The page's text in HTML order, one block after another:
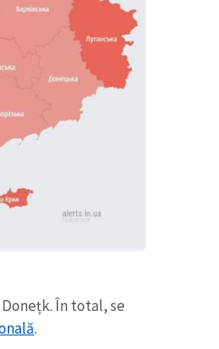
În total, se
.